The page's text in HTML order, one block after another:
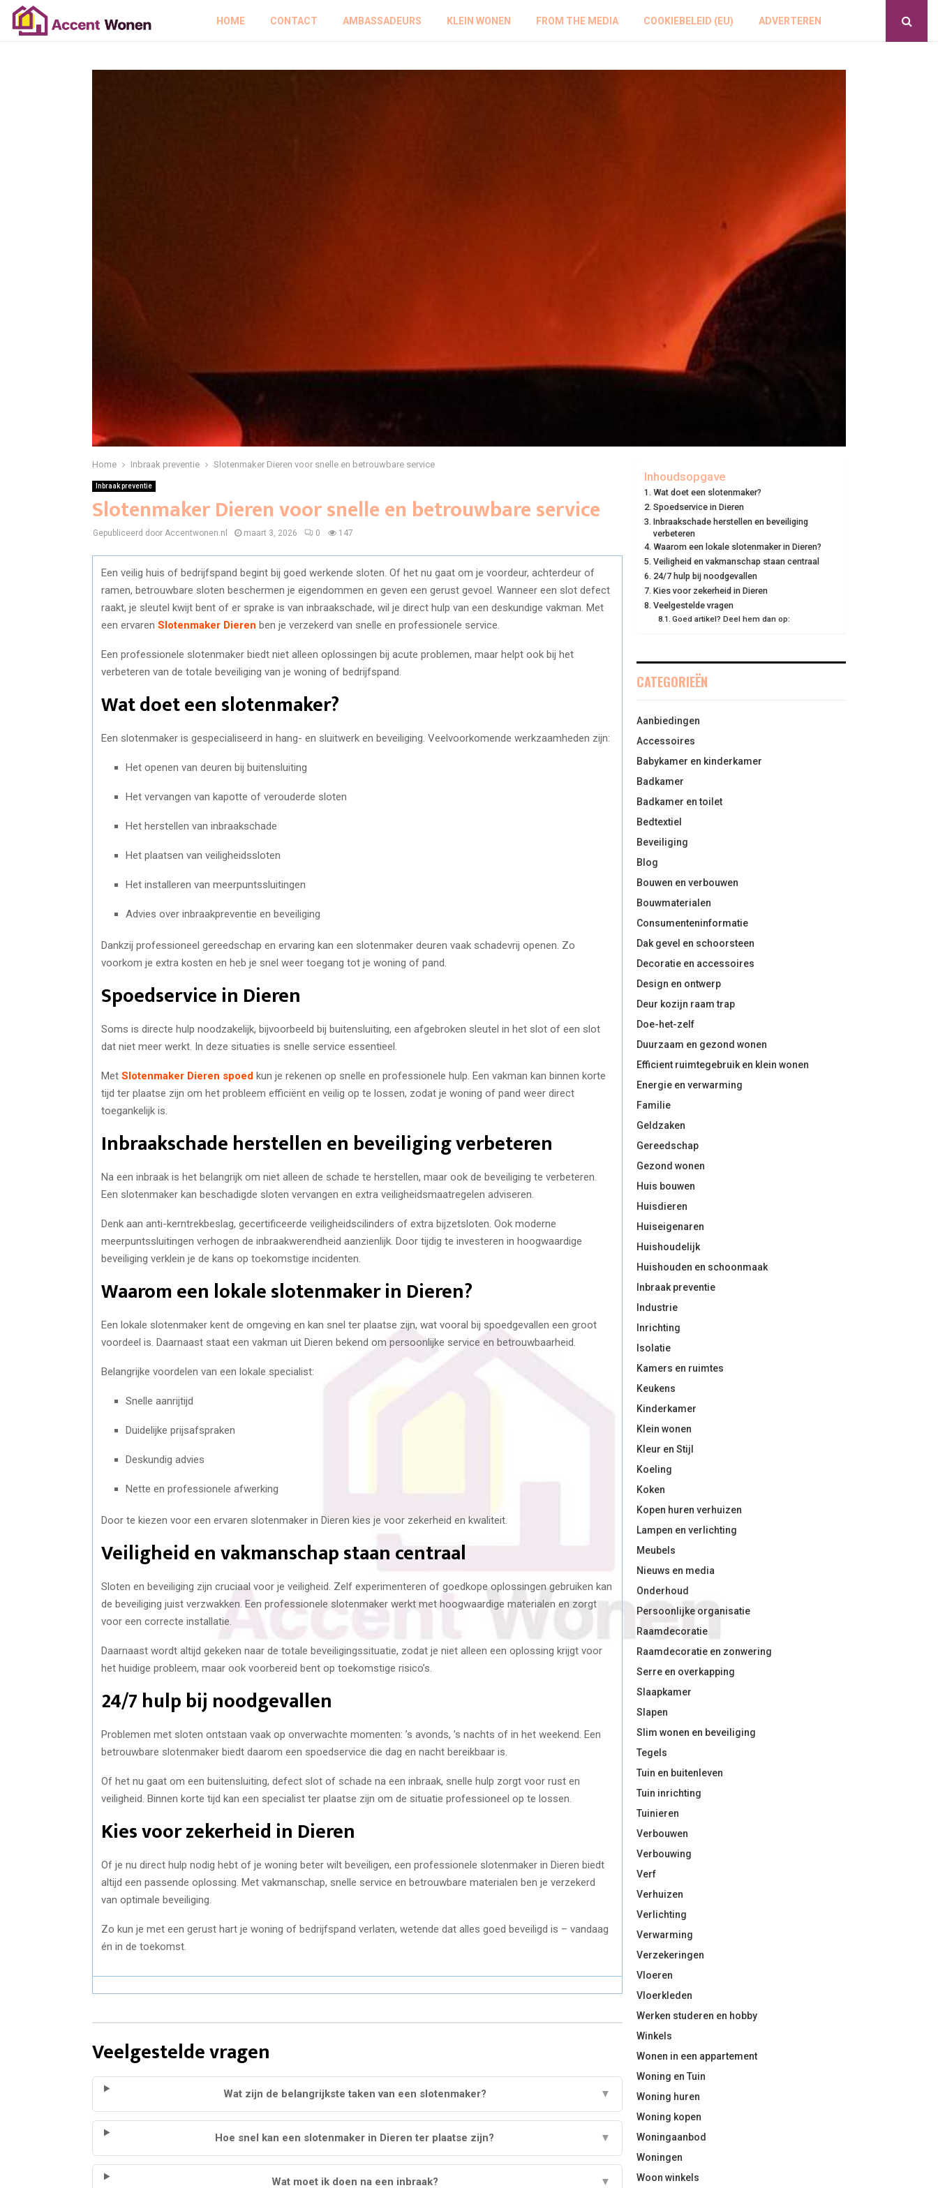
HOME CONTACT AMBASSADEURS KLEIN WONEN FROM THE MEDIA COOKIEBELEID (EU) ADVERTEREN
Home Inbraak preventie Slotenmaker Dieren voor snelle en betrouwbare service
Inbraak preventie
Slotenmaker Dieren voor snelle en betrouwbare service
Gepubliceerd door Accentwonen.nl maart 3, 2026 0 147
Een veilig huis of bedrijfspand begint bij goed werkende sloten. Of het nu gaat om je voordeur, achterdeur of
ramen, betrouwbare sloten beschermen je eigendommen en geven een gerust gevoel. Wanneer een slot defect
raakt, je sleutel kwijt bent of er sprake is van inbraakschade, wil je direct hulp van een deskundige vakman. Met
een ervaren Slotenmaker Dieren ben je verzekerd van snelle en professionele service.
Een professionele slotenmaker biedt niet alleen oplossingen bij acute problemen, maar helpt ook bij het
verbeteren van de totale beveiliging van je woning of bedrijfspand.
Wat doet een slotenmaker?
Een slotenmaker is gespecialiseerd in hang- en sluitwerk en beveiliging. Veelvoorkomende werkzaamheden zijn:
Het openen van deuren bij buitensluiting
Het vervangen van kapotte of verouderde sloten
Het herstellen van inbraakschade
Het plaatsen van veiligheidssloten
Het installeren van meerpuntssluitingen
Advies over inbraakpreventie en beveiliging
Dankzij professioneel gereedschap en ervaring kan een slotenmaker deuren vaak schadevrij openen. Zo
voorkom je extra kosten en heb je snel weer toegang tot je woning of pand.
Spoedservice in Dieren
Soms is directe hulp noodzakelijk, bijvoorbeeld bij buitensluiting, een afgebroken sleutel in het slot of een slot
dat niet meer werkt. In deze situaties is snelle service essentieel.
Met Slotenmaker Dieren spoed kun je rekenen op snelle en professionele hulp. Een vakman kan binnen korte
tijd ter plaatse zijn om het probleem efficiënt en veilig op te lossen, zodat je woning of pand weer direct
toegankelijk is.
Inbraakschade herstellen en beveiliging verbeteren
Na een inbraak is het belangrijk om niet alleen de schade te herstellen, maar ook de beveiliging te verbeteren.
Een slotenmaker kan beschadigde sloten vervangen en extra veiligheidsmaatregelen adviseren.
Denk aan anti-kerntrekbeslag, gecertificeerde veiligheidscilinders of extra bijzetsloten. Ook moderne
meerpuntssluitingen verhogen de inbraakwerendheid aanzienlijk. Door tijdig te investeren in hoogwaardige
beveiliging verklein je de kans op toekomstige incidenten.
Waarom een lokale slotenmaker in Dieren?
Een lokale slotenmaker kent de omgeving en kan snel ter plaatse zijn, wat vooral bij spoedgevallen een groot
voordeel is. Daarnaast staat een vakman uit Dieren bekend om persoonlijke service en betrouwbaarheid.
Belangrijke voordelen van een lokale specialist:
Snelle aanrijtijd
Duidelijke prijsafspraken
Deskundig advies
Nette en professionele afwerking
Door te kiezen voor een ervaren slotenmaker in Dieren kies je voor zekerheid en kwaliteit.
Veiligheid en vakmanschap staan centraal
Sloten en beveiliging zijn cruciaal voor je veiligheid. Zelf experimenteren of goedkope oplossingen gebruiken kan
de beveiliging juist verzwakken. Een professionele slotenmaker werkt met hoogwaardige materialen en zorgt
voor een correcte installatie.
Daarnaast wordt altijd gekeken naar de totale beveiligingssituatie, zodat je niet alleen een oplossing krijgt voor
het huidige probleem, maar ook voorbereid bent op toekomstige risico’s.
24/7 hulp bij noodgevallen
Problemen met sloten ontstaan vaak op onverwachte momenten: ’s avonds, ’s nachts of in het weekend. Een
betrouwbare slotenmaker biedt daarom een spoedservice die dag en nacht bereikbaar is.
Of het nu gaat om een buitensluiting, defect slot of schade na een inbraak, snelle hulp zorgt voor rust en
veiligheid. Binnen korte tijd kan een specialist ter plaatse zijn om de situatie professioneel op te lossen.
Kies voor zekerheid in Dieren
Of je nu direct hulp nodig hebt of je woning beter wilt beveiligen, een professionele slotenmaker in Dieren biedt
altijd een passende oplossing. Met vakmanschap, snelle service en betrouwbare materialen ben je verzekerd
van optimale beveiliging.
Zo kun je met een gerust hart je woning of bedrijfspand verlaten, wetende dat alles goed beveiligd is – vandaag
én in de toekomst.
Veelgestelde vragen
Wat zijn de belangrijkste taken van een slotenmaker? ▼
Hoe snel kan een slotenmaker in Dieren ter plaatse zijn? ▼
Wat moet ik doen na een inbraak? ▼
Inhoudsopgave
Wat doet een slotenmaker?
Spoedservice in Dieren
Inbraakschade herstellen en beveiliging
verbeteren
Waarom een lokale slotenmaker in Dieren?
Veiligheid en vakmanschap staan centraal
24/7 hulp bij noodgevallen
Kies voor zekerheid in Dieren
Veelgestelde vragen
Goed artikel? Deel hem dan op:
CATEGORIEËN
Aanbiedingen
Accessoires
Babykamer en kinderkamer
Badkamer
Badkamer en toilet
Bedtextiel
Beveiliging
Blog
Bouwen en verbouwen
Bouwmaterialen
Consumenteninformatie
Dak gevel en schoorsteen
Decoratie en accessoires
Design en ontwerp
Deur kozijn raam trap
Doe-het-zelf
Duurzaam en gezond wonen
Efficient ruimtegebruik en klein wonen
Energie en verwarming
Familie
Geldzaken
Gereedschap
Gezond wonen
Huis bouwen
Huisdieren
Huiseigenaren
Huishoudelijk
Huishouden en schoonmaak
Inbraak preventie
Industrie
Inrichting
Isolatie
Kamers en ruimtes
Keukens
Kinderkamer
Klein wonen
Kleur en Stijl
Koeling
Koken
Kopen huren verhuizen
Lampen en verlichting
Meubels
Nieuws en media
Onderhoud
Persoonlijke organisatie
Raamdecoratie
Raamdecoratie en zonwering
Serre en overkapping
Slaapkamer
Slapen
Slim wonen en beveiliging
Tegels
Tuin en buitenleven
Tuin inrichting
Tuinieren
Verbouwen
Verbouwing
Verf
Verhuizen
Verlichting
Verwarming
Verzekeringen
Vloeren
Vloerkleden
Werken studeren en hobby
Winkels
Wonen in een appartement
Woning en Tuin
Woning huren
Woning kopen
Woningaanbod
Woningen
Woon winkels